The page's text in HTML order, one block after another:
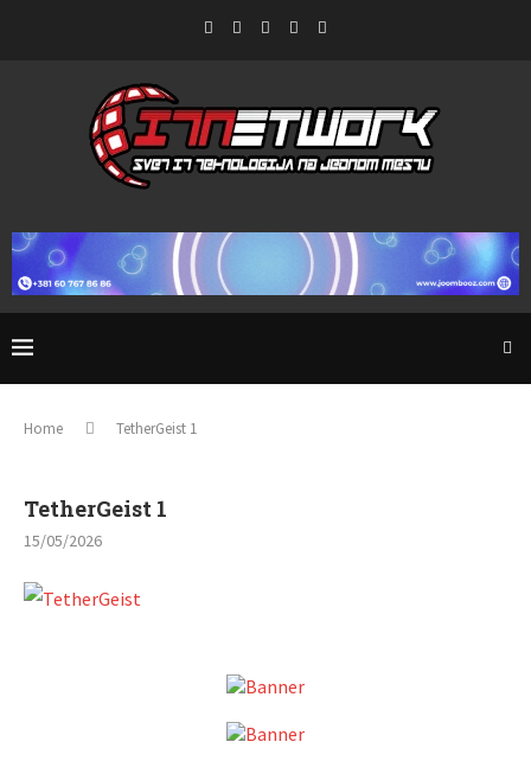
Home TetherGeist 1
TetherGeist 1
15/05/2026